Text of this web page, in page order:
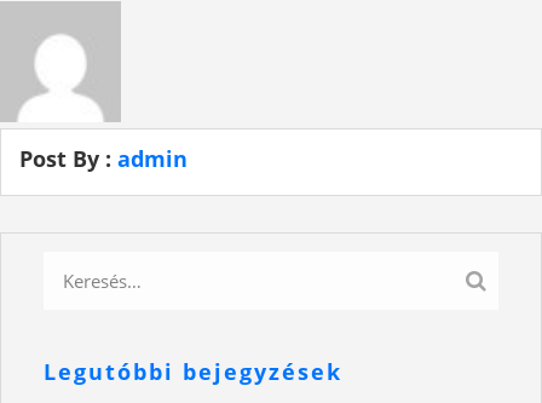
Post By : admin
Legutóbbi bejegyzések